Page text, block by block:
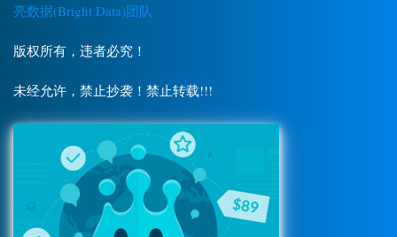
亮数据(Bright Data)团队
版权所有，违者必究！
未经允许，禁止抄袭！禁止转载!!!